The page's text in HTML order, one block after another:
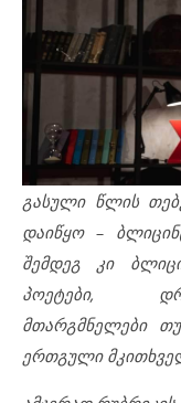
გასული წლის
დაიწყო –
შემდეგ კი
პოეტები,
მთარგმნელები
ერთგული